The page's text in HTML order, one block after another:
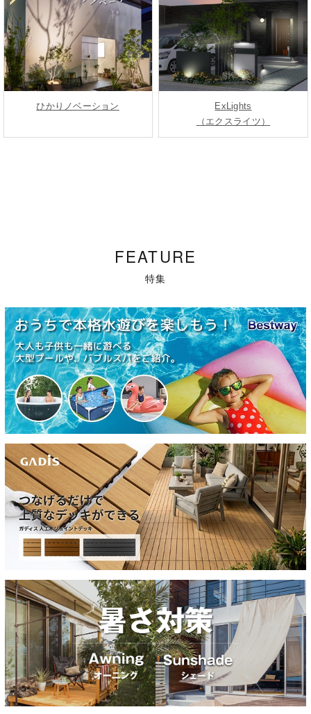
ひかりノベーション
ExLights
（エクスライツ）
FEATURE
特集